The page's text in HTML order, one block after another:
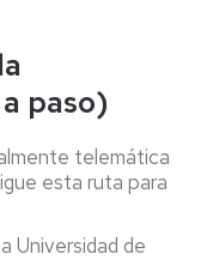
paso)
telemática
esta ruta para
Universidad de